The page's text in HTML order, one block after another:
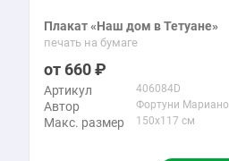
Плакат «Наш дом в Тетуане»
печать на бумаге
660
Артикул 406084D
Автор Фортуни Мариано
Макс. размер 150x117 см